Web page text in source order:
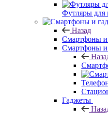
Футляры для
Назад
Смартфоны
Смартфоны
Гаджеты